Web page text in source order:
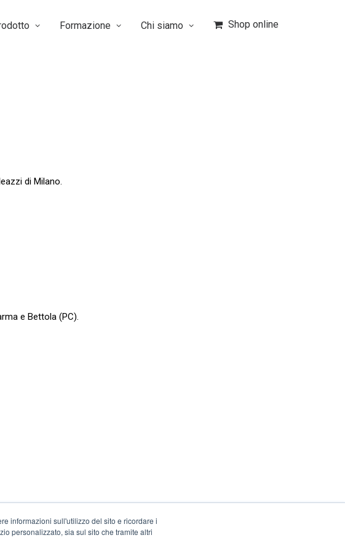
informazioni sull'utilizzo del sito e ricordare i
personalizzato, sia sul sito che tramite altri
Formazione Chi siamo Shop online
di Milano.
e Bettola (PC).